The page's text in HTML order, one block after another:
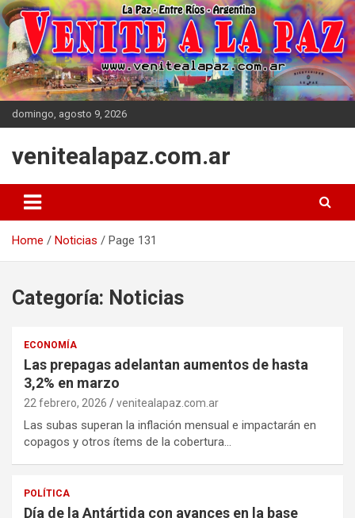
Skip
to
content
domingo, agosto 9, 2026
venitealapaz.com.ar
Home Noticias Page 131
Categoría: Noticias
ECONOMÍA
Las prepagas adelantan aumentos de hasta
3,2% en marzo
22 febrero, 2026 venitealapaz.com.ar
Las subas superan la inflación mensual e impactarán en
copagos y otros ítems de la cobertura…
POLÍTICA
Día de la Antártida con avances en la base